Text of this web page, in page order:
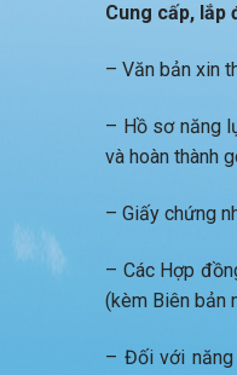
Cung cấp, lắp
– Văn bản xin
– Hồ sơ năng
và hoàn thành
– Giấy chứng
– Các Hợp
(kèm Biên bản
– Đối với